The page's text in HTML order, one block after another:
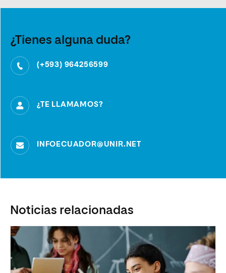
¿Tienes alguna duda?
(+593) 964256599
¿TE LLAMAMOS?
INFOECUADOR@UNIR.NET
Noticias relacionadas